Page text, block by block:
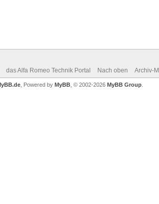
das Alfa Romeo Technik Portal Nach oben Archiv-
, Powered by MyBB , © 2002-2026 MyBB Group